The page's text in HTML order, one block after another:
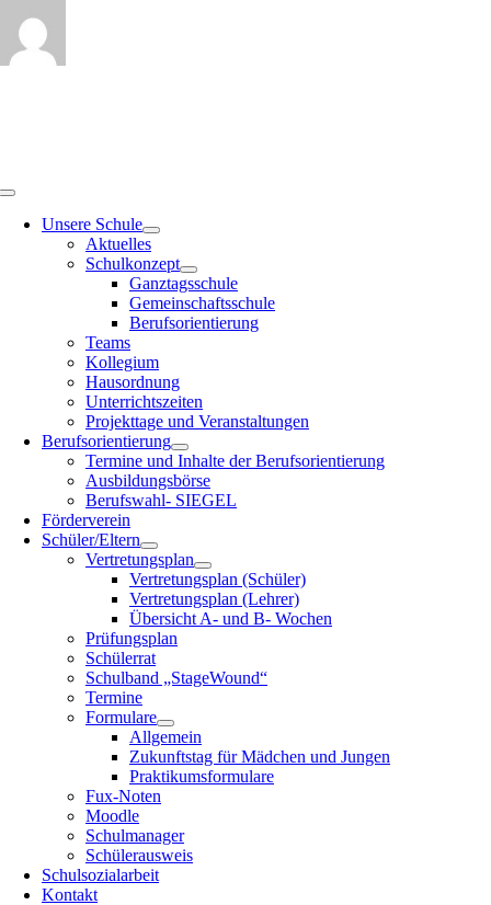
Zum
Inhalt
springen
Toggle
NavigationUnsere Schule
Aktuelles
Schulkonzept
Ganztagsschule
Gemeinschaftsschule
Berufsorientierung
Teams
Kollegium
Hausordnung
Unterrichtszeiten
Projekttage und Veranstaltungen
Berufsorientierung
Termine und Inhalte der Berufsorientierung
Ausbildungsbörse
Berufswahl- SIEGEL
Förderverein
Schüler/Eltern
Vertretungsplan
Vertretungsplan (Schüler)
Vertretungsplan (Lehrer)
Übersicht A- und B- Wochen
Prüfungsplan
Schülerrat
Schulband „StageWound“
Termine
Formulare
Allgemein
Zukunftstag für Mädchen und Jungen
Praktikumsformulare
Fux-Noten
Moodle
Schulmanager
Schülerausweis
Schulsozialarbeit
Kontakt